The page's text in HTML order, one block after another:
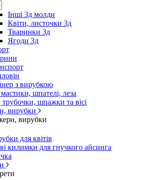
Інші 3д молди
Квіти, листочки 3д
Тваринки 3д
Ягоди 3д
з вирубкою
шпателі, леза
шпажки та вісі
вирубки
вирубки
для квітів
килимки для гнучкого айсинга